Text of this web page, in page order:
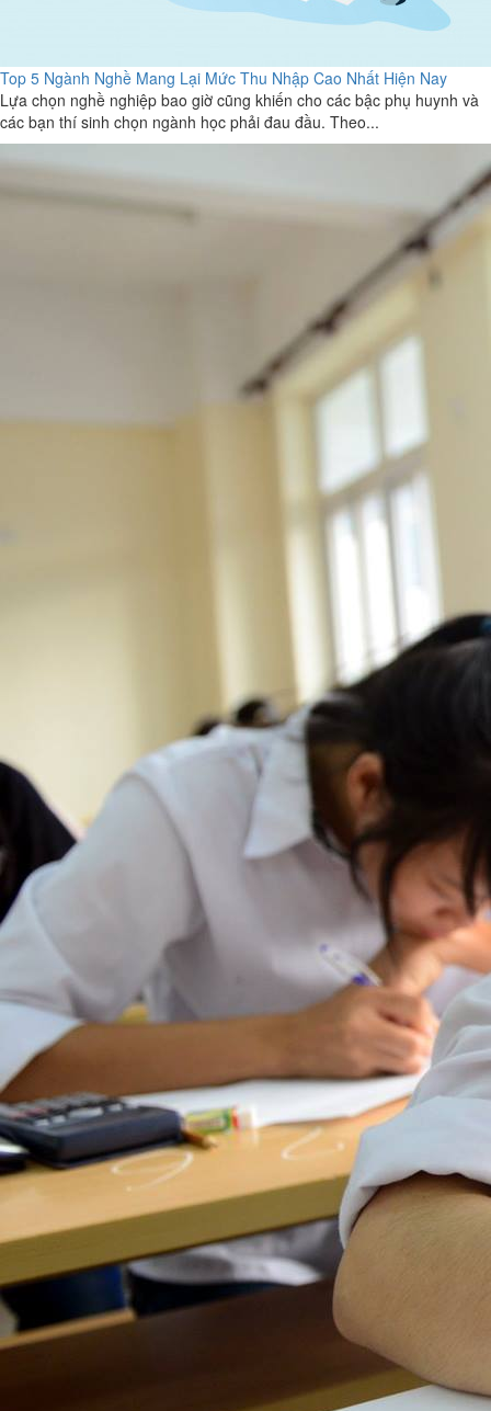
Top 5 Ngành Nghề Mang Lại Mức Thu Nhập Cao Nhất Hiện Nay
Lựa chọn nghề nghiệp bao giờ cũng khiến cho các bậc phụ huynh và
các bạn thí sinh chọn ngành học phải đau đầu. Theo...